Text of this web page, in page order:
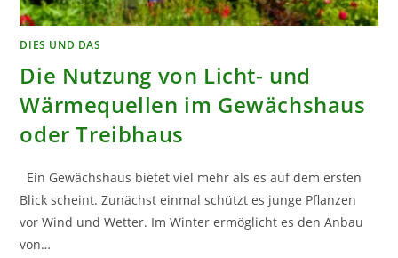
DIES UND DAS
Die Nutzung von Licht- und
Wärmequellen im Gewächshaus
oder Treibhaus
Ein Gewächshaus bietet viel mehr als es auf dem ersten
Blick scheint. Zunächst einmal schützt es junge Pflanzen
vor Wind und Wetter. Im Winter ermöglicht es den Anbau
von…